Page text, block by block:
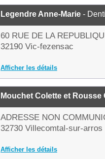
Legendre Anne-Marie -
60 RUE DE LA
32190 Vic-fezensac
Afficher les détails
Mouchet Colette et Rousse
ADRESSE NON
32730 Villecomtal-sur-arros
Afficher les détails